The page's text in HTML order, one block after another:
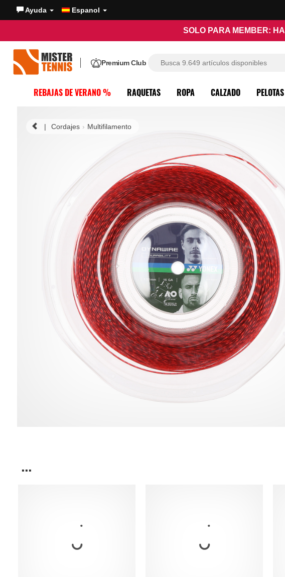
Ayuda Espanol
SOLO PARA MEMBER:
Premium Club
REBAJAS DE VERANO % RAQUETAS ROPA CALZADO PELOTAS
| Cordajes Multifilamento
...